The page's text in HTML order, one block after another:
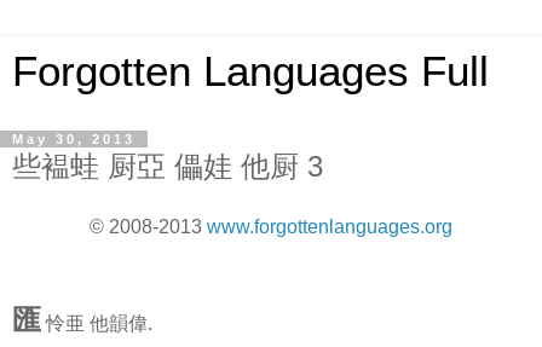
Forgotten Languages Full
May 30, 2013
些褞蛙 厨亞 儡娃 他厨 3
© 2008-2013 www.forgottenlanguages.org
匯怜亜 他韻偉.